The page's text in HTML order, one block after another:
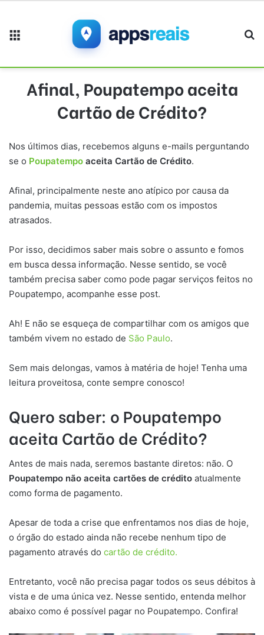
Afinal, Poupatempo aceita
Cartão de Crédito?
Nos últimos dias, recebemos alguns e-mails perguntando
se o Poupatempo aceita Cartão de Crédito.
Afinal, principalmente neste ano atípico por causa da
pandemia, muitas pessoas estão com os impostos
atrasados.
Por isso, decidimos saber mais sobre o assunto e fomos
em busca dessa informação. Nesse sentido, se você
também precisa saber como pode pagar serviços feitos no
Poupatempo, acompanhe esse post.
Ah! E não se esqueça de compartilhar com os amigos que
também vivem no estado de São Paulo.
Sem mais delongas, vamos à matéria de hoje! Tenha uma
leitura proveitosa, conte sempre conosco!
Quero saber: o Poupatempo
aceita Cartão de Crédito?
Antes de mais nada, seremos bastante diretos: não. O
Poupatempo não aceita cartões de crédito atualmente
como forma de pagamento.
Apesar de toda a crise que enfrentamos nos dias de hoje,
o órgão do estado ainda não recebe nenhum tipo de
pagamento através do cartão de crédito.
Entretanto, você não precisa pagar todos os seus débitos à
vista e de uma única vez. Nesse sentido, entenda melhor
abaixo como é possível pagar no Poupatempo. Confira!